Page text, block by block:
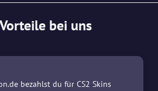
bei uns
bezahlst du für CS2 Skins